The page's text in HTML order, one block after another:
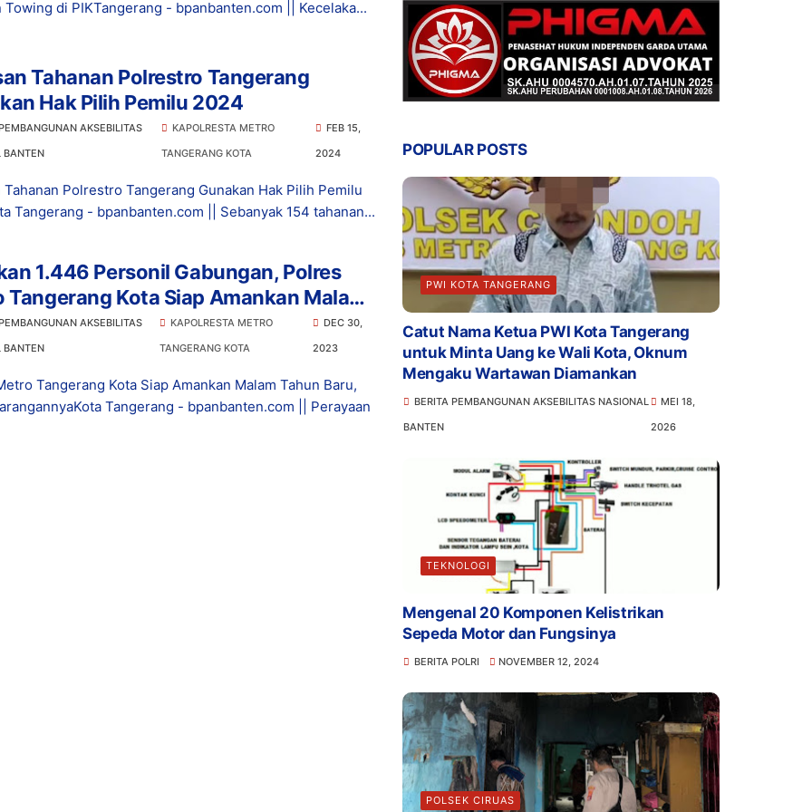
Towing di PIKTangerang - bpanbanten.com || Kecelaka...
Tahanan Polrestro Tangerang
Hak Pilih Pemilu 2024
AKSEBILITAS
BANTEN
KAPOLRESTA METRO
TANGERANG KOTA
FEB 15,
2024
Tahanan Polrestro Tangerang Gunakan Hak Pilih Pemilu
Tangerang - bpanbanten.com || Sebanyak 154 tahanan...
1.446 Personil Gabungan, Polres
Tangerang Kota Siap Amankan Malam
Baru, Simak Larangannya
AKSEBILITAS
BANTEN
KAPOLRESTA METRO
TANGERANG KOTA
DEC 30,
2023
Tangerang Kota Siap Amankan Malam Tahun Baru,
Tangerang - bpanbanten.com || Perayaan
POPULAR POSTS
PWI KOTA TANGERANG
Catut Nama Ketua PWI Kota Tangerang
untuk Minta Uang ke Wali Kota, Oknum
Mengaku Wartawan Diamankan
BERITA PEMBANGUNAN AKSEBILITAS NASIONAL
BANTEN
MEI 18,
2026
TEKNOLOGI
Mengenal 20 Komponen Kelistrikan
Sepeda Motor dan Fungsinya
BERITA POLRI NOVEMBER 12, 2024
POLSEK CIRUAS